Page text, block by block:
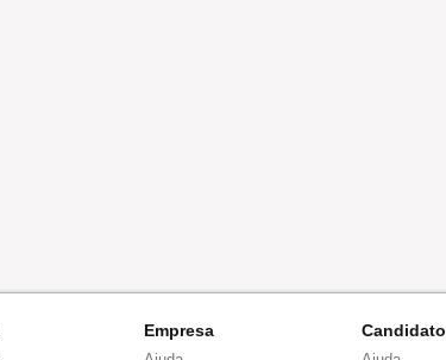
Empresa Candidato